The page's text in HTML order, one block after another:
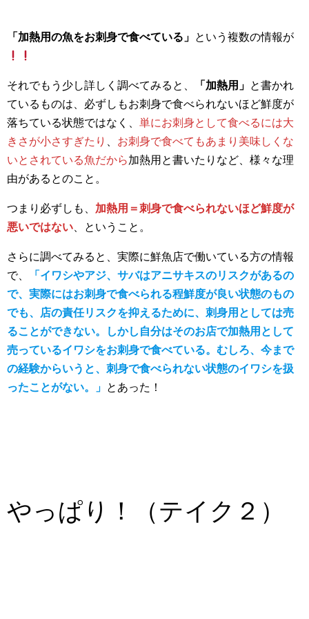
「加熱用の魚をお刺身で食べている」 という複数の情報が
それでもう少し詳しく調べてみると、 「加熱用」 と書かれ
ているものは、必ずしもお刺身で食べられないほど鮮度が
落ちている状態ではなく、 単にお刺身として食べるには大
きさが小さすぎたり
お刺身で食べてもあまり美味しくな
いとされている魚だから加熱用と書いたりなど、様々な理
由があるとのこと。
つまり必ずしも、 加熱用＝刺身で食べられないほど鮮度が
悪いではない 、ということ。
さらに調べてみると、実際に鮮魚店で働いている方の情報
で、
「イワシやアジ、サバはアニサキスのリスクがあるの
で、実際にはお刺身で食べられる程鮮度が良い状態のもの
でも、店の責任リスクを抑えるために、刺身用としては売
ることができない。しかし自分はそのお店で加熱用として
売っているイワシをお刺身で食べている。むしろ、今まで
の経験からいうと、刺身で食べられない状態のイワシを扱
ったことがない。」 とあった！
やっぱり！（テイク２）